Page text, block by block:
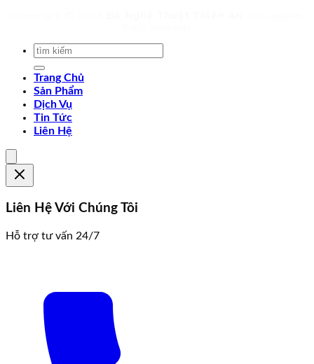
Trang Chủ
Sản Phẩm
Dịch Vụ
Tin Tức
Liên Hệ
Liên Hệ Với Chúng Tôi
Hỗ trợ tư vấn 24/7